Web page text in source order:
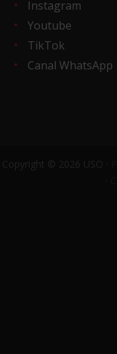
Instagram
Youtube
TikTok
Canal WhatsApp
Copyright © 2026 USO ·